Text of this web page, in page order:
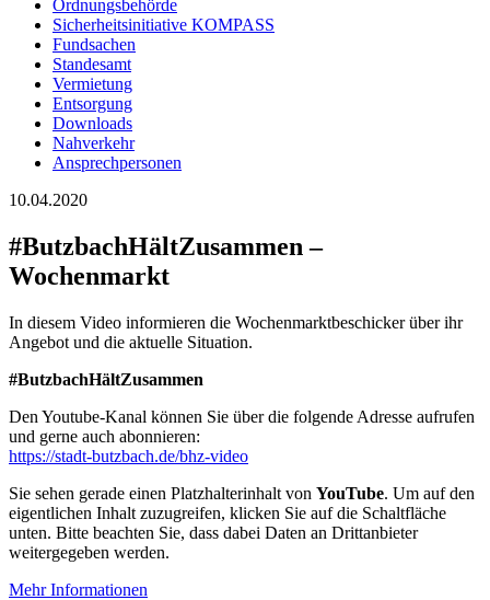
Ordnungsbehörde
Sicherheitsinitiative KOMPASS
Fundsachen
Standesamt
Vermietung
Entsorgung
Downloads
Nahverkehr
Ansprechpersonen
10.04.2020
#ButzbachHältZusammen –
Wochenmarkt
In diesem Video informieren die Wochenmarktbeschicker über ihr
Angebot und die aktuelle Situation.
#ButzbachHältZusammen
Den Youtube-Kanal können Sie über die folgende Adresse aufrufen
und gerne auch abonnieren:
https://stadt-butzbach.de/bhz-video
Sie sehen gerade einen Platzhalterinhalt von YouTube. Um auf den
eigentlichen Inhalt zuzugreifen, klicken Sie auf die Schaltfläche
unten. Bitte beachten Sie, dass dabei Daten an Drittanbieter
weitergegeben werden.
Mehr Informationen